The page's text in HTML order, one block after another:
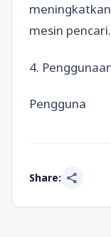
mesin pencari.
4.
Pengguna
Share: share